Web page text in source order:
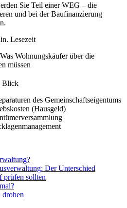
Sie Teil einer WEG – die
und bei der Baufinanzierung
Lesezeit
Blick
des Gemeinschaftseigentums
(Hausgeld)
Der Unterschied
prüfen sollten
drohen